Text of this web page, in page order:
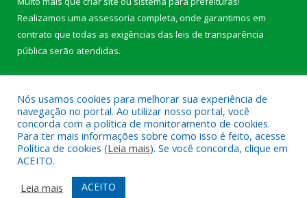
Realizamos uma assessoria completa, onde garantimos em
contrato que todas as exigências das leis de transparência
pública serão atendidas.
Todos os direitos reservados a Câmara Municipal de Anajás.
Mapa do Site
Acessar Área Administrativa
Nós usamos cookies para melhorar sua experiência de
navegação no portal. Ao utilizar nosso portal, você
concorda com a política de monitoramento de cookies.
Para ter mais informações sobre como isso é feito, acesse
Política de cookies (Leia mais). Se você concorda, clique em
ACEITO.
Leia mais
ACEITO